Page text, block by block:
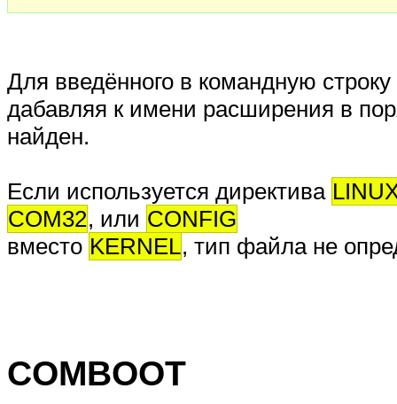
Для введённого в командную
дабавляя к имени расширения в
найден.
Если используется директива
COM32, или CONFIG
вместо KERNEL, тип файла не
COMBOOT